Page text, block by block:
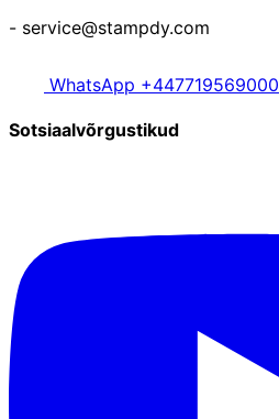
- service@stampdy.com
WhatsApp +447719569000
Sotsiaalvõrgustikud